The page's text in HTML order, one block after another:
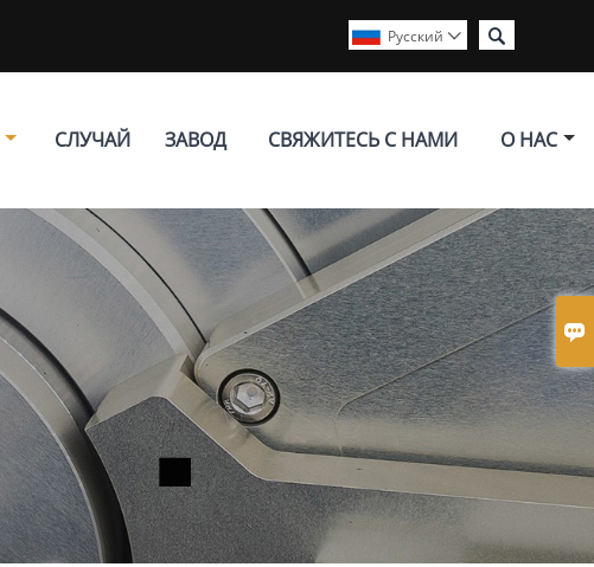


Pусский 
СЛУЧАЙ ЗАВОД СВЯЖИТЕСЬ С НАМИ О НАС